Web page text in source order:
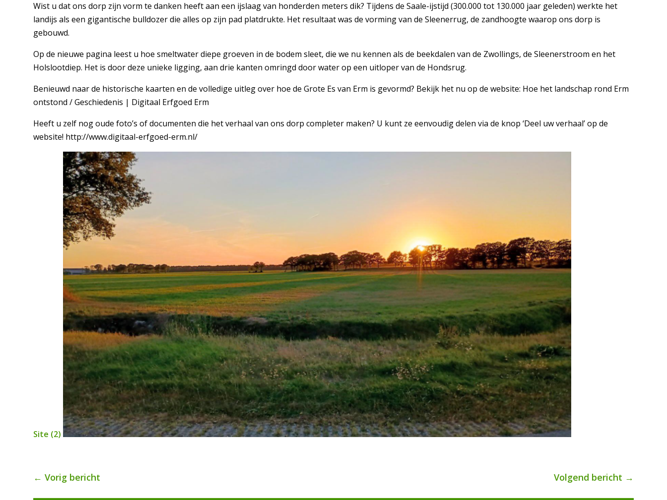
Wist u dat ons dorp zijn vorm te danken heeft aan een ijslaag van honderden meters dik? Tijdens de Saale-ijstijd (300.000 tot 130.000 jaar geleden) werkte het
landijs als een gigantische bulldozer die alles op zijn pad platdrukte. Het resultaat was de vorming van de Sleenerrug, de zandhoogte waarop ons dorp is
gebouwd.
Op de nieuwe pagina leest u hoe smeltwater diepe groeven in de bodem sleet, die we nu kennen als de beekdalen van de Zwollings, de Sleenerstroom en het
Holslootdiep. Het is door deze unieke ligging, aan drie kanten omringd door water op een uitloper van de Hondsrug.
Benieuwd naar de historische kaarten en de volledige uitleg over hoe de Grote Es van Erm is gevormd? Bekijk het nu op de website: Hoe het landschap rond Erm
ontstond / Geschiedenis | Digitaal Erfgoed Erm
Heeft u zelf nog oude foto’s of documenten die het verhaal van ons dorp completer maken? U kunt ze eenvoudig delen via de knop ‘Deel uw verhaal’ op de
website! http://www.digitaal-erfgoed-erm.nl/
Site (2)
←Vorig bericht Volgend bericht →